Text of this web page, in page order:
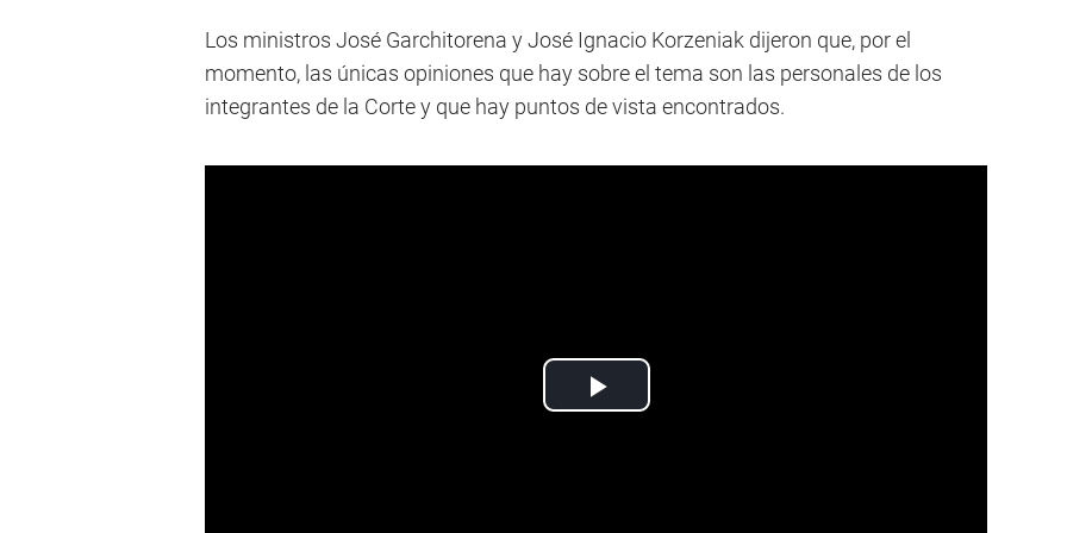
Los ministros José Garchitorena y José Ignacio Korzeniak dijeron que, por el
momento, las únicas opiniones que hay sobre el tema son las personales de los
integrantes de la Corte y que hay puntos de vista encontrados.